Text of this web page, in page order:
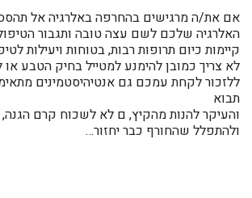
אם את/ה מרגישים בהחרפה באלרגיה אל
האלרגיה שלכם לשם עצה טובה ותגבור
קיימות כיום תרופות רבות, בטוחות ויעילות
לא צריך כמובן להימנע למטייל בחיק הטבע
ללזכור לקחת עמכם גם אנטיהיסטמינים
תבוא
והעיקר להנות מהקיץ, ם לא לשכוח קרם הגנה,
ולהתפלל שהחורף כבר יחזור…